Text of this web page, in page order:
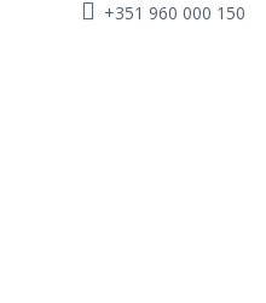
+351 960 000 150